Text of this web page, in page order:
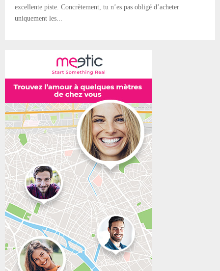
excellente piste. Concrètement, tu n’es pas obligé d’acheter
uniquement les...